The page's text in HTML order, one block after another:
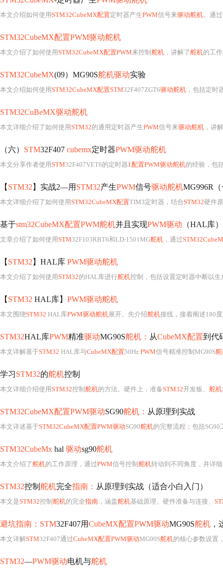
本文介绍如何使用STM32CubeMX配置定时器产生PWM信号来驱动舵机。通过
STM32CubeMX配置PWM驱动舵机
本文介绍了如何使用STM32CubeMX配置PWM来控制 舵机 ，讲解了舵机的工
STM32CubeMX(09）MG90S舵机驱动实验
本文介绍如何使用STM32CubeMX配置STM32F407ZGT6驱动舵机 ，包括定时
STM32CuBeMX驱动舵机
本文详细介绍了如何使用STM32的通用定时器产生PWM信号来驱动舵机 ，讲
（六） STM32F407 cubemx定时器PWM驱动舵机
本文分享作者使用STM32F407VET6的定时器1配置PWM驱动舵机的经验，包
【 STM32 】实战2—用 STM32产生PWM信号驱动舵机MG996R
本文详细介绍了如何使用STM32CubeMX配置TIM3定时器，结合STM32硬件
基于stm32CubeMX配置PWM舵机并且实现PWM驱动 （HAL库）
文章介绍了如何使用STM32F103RBT6和LD-1501MG舵机 ，通过
【 STM32 】HAL库 PWM驱动舵机
本文介绍了如何使用STM32的HAL库进行舵机控制，包括设置定时器中断以
【 STM32 HAL库】 PWM驱动舵机
本文围绕STM32 HAL库PWM驱动舵机展开。先介绍舵机接线，接着阐述180度
STM32HAL库PWM精准驱动MG90S舵机： 从CubeMX配置到代
本文详解基于STM32 HAL库与CubeMX配置50Hz PWM信号精准控制MG90S
学习STM32的舵机控制
本文详细介绍使用STM32控制 舵机的方法。硬件上，准备STM32开发板、 舵机
STM32CubeMX配置PWM驱动SG90舵机： 从原理到实战
本文详述基于STM32CubeMX配置PWM驱动SG90舵机的完整流程 ： 包括SG90
STM32CubeMx hal 驱动sg90舵机
本文介绍了舵机的工作原理，通过PWM信号控制 舵机转动到不同角度，并详
STM32控制 舵机完全指南： 从原理到实战（适合小白入门）
本文是STM32控制 舵机的完全指南 ，涵盖舵机基础原理、硬件准备与连接、
避坑指南：STM32F407用CubeMX配置PWM驱动MG90S舵机
本文详解STM32F407通过CubeMX配置PWM驱动MG90S舵机的核心参数设置，重点涵
STM32—PWM驱动电机与舵机